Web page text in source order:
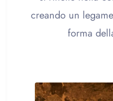
creando un
forma